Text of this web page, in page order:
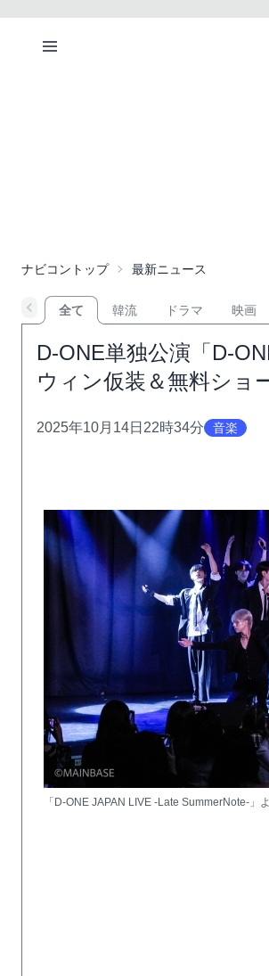
ナビコントップ 最新ニュース
全て 韓流 ドラマ 映画
D-ONE単独公演「D-
ウィン仮装＆無料ショ
2025年10月14日22時34分 音楽
「D-ONE JAPAN LIVE -Late SummerNote-」